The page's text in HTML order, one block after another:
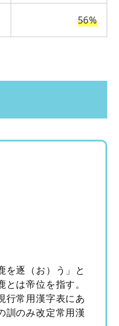
56%
を逐（お）う」と
は帝位を指す。
行常用漢字表にあ
訓のみ改定常用漢